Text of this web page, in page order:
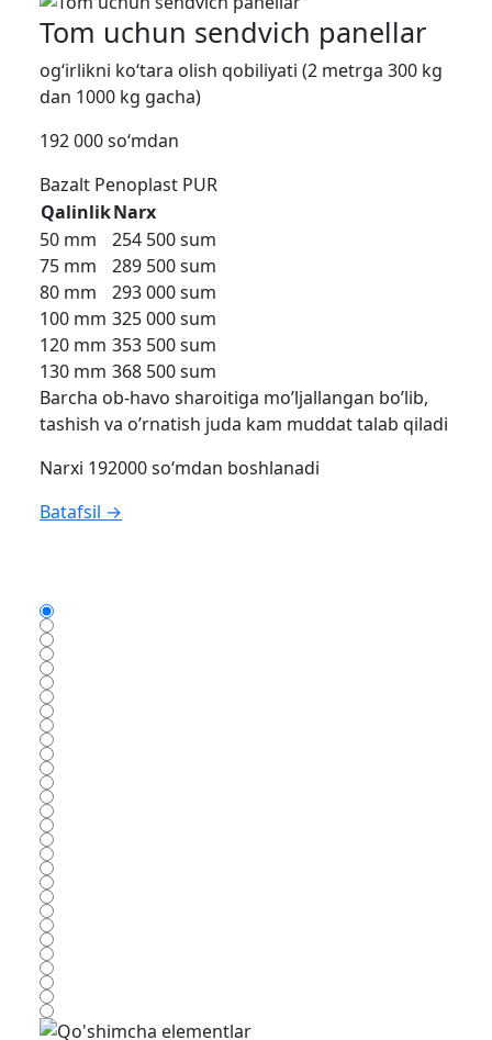
Tom uchun sendvich panellar
og‘irlikni ko‘tara olish qobiliyati (2 metrga 300 kg
dan 1000 kg gacha)
192 000 so‘mdan
Bazalt Penoplast PUR
QalinlikNarx
50 mm
254 500 sum
75 mm
289 500 sum
80 mm
293 000 sum
100 mm 325 000 sum
120 mm 353 500 sum
130 mm 368 500 sum
Barcha ob-havo sharoitiga mo’ljallangan bo’lib,
tashish va o’rnatish juda kam muddat talab qiladi
Narxi 192000 so‘mdan boshlanadi
Batafsil →